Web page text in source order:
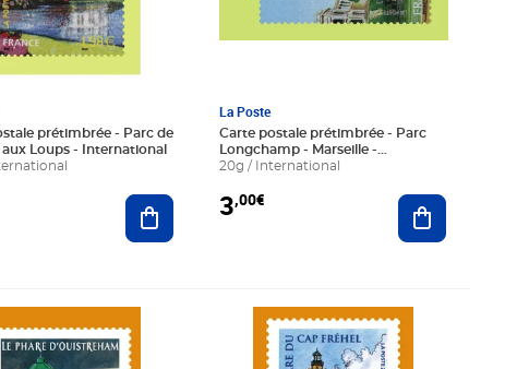
prétimbrée - Parc de
aux Loups - International
Ajouter au panier
La Poste
Carte postale prétimbrée - Parc
Longchamp - Marseille -
International
20g / International
3,00€ Ajouter
Prix 2,50€